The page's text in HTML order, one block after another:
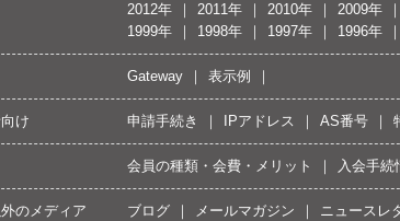
2012年
2011年 2010年 2009年
1999年
1998年 1997年 1996年
Gateway 表示例
け 申請手続き IPアドレス AS番号
会員の種類・会費・メリット 入会手続
のメディア ブログ メールマガジン ニュースレ